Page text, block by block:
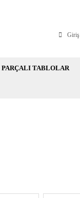
Giriş
PARÇALI TABLOLAR